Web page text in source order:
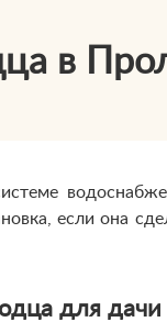
в
если она
для